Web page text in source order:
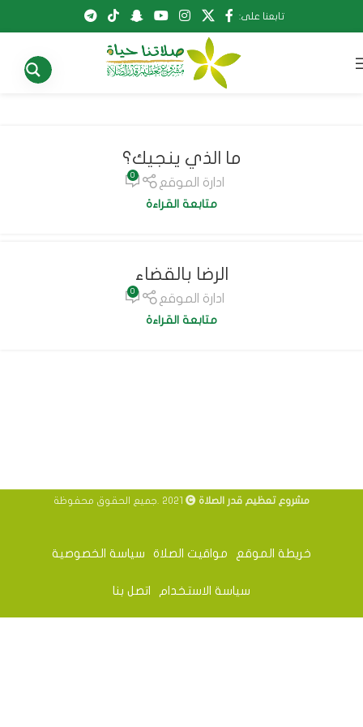
تابعنا على:
ما الذي ينجيك؟
ادارة الموقع
0
متابعة القراءة
الرضا بالقضاء
ادارة الموقع
0
متابعة القراءة
مشروع تعظيم قدر الصلاة
خريطة الموقع مواقيت الصلاة سياسة الخصوصية
سياسة الاستخدام اتصل بنا